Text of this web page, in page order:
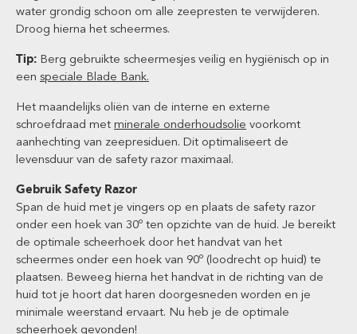
water grondig schoon om alle zeepresten te verwijderen.
Droog hierna het scheermes.
Tip: Berg gebruikte scheermesjes veilig en hygiënisch op in
een speciale Blade Bank.
Het maandelijks oliën van de interne en externe
schroefdraad met minerale onderhoudsolie voorkomt
aanhechting van zeepresiduen. Dit optimaliseert de
levensduur van de safety razor maximaal.
Gebruik Safety Razor
Span de huid met je vingers op en plaats de safety razor
onder een hoek van 30º ten opzichte van de huid. Je bereikt
de optimale scheerhoek door het handvat van het
scheermes onder een hoek van 90º (loodrecht op huid) te
plaatsen. Beweeg hierna het handvat in de richting van de
huid tot je hoort dat haren doorgesneden worden en je
minimale weerstand ervaart. Nu heb je de optimale
scheerhoek gevonden!